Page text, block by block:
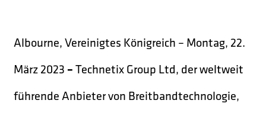
Albourne, Vereinigtes Königreich – Montag, 22.
März 2023 –Technetix Group Ltd, der weltweit
führende Anbieter von Breitbandtechnologie,